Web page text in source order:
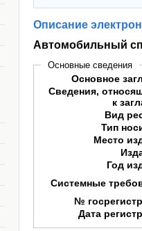
Описание
Автомобильный
Основные сведения
Основное
Сведения,
к
Вид
Тип
Место
Год
Системные
№
Дата